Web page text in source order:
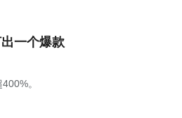
一个爆款
。